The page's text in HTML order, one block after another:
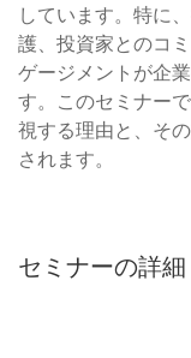
しています。特に
護、投資家とのコ
ゲージメントが企
す。このセミナー
視する理由と、そ
されます。
セミナーの詳細